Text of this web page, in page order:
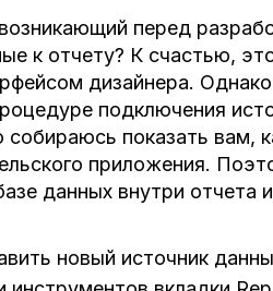
перед
к отчету? К счастью,
дизайнера.
подключения
показать вам,
приложения.
данных внутри отчета
новый источник